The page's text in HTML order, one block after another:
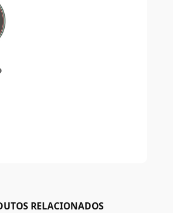
RELACIONADOS